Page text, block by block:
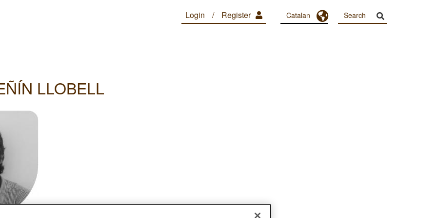
Register
Login Catalan Toggle Dropdown
LLOBELL